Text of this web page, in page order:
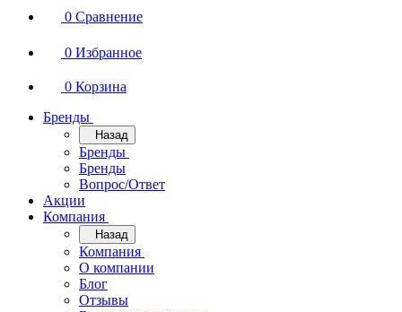
0 Сравнение
0 Избранное
0 Корзина
Бренды
Назад
Бренды
Бренды
Вопрос/Ответ
Акции
Компания
Назад
Компания
О компании
Блог
Отзывы